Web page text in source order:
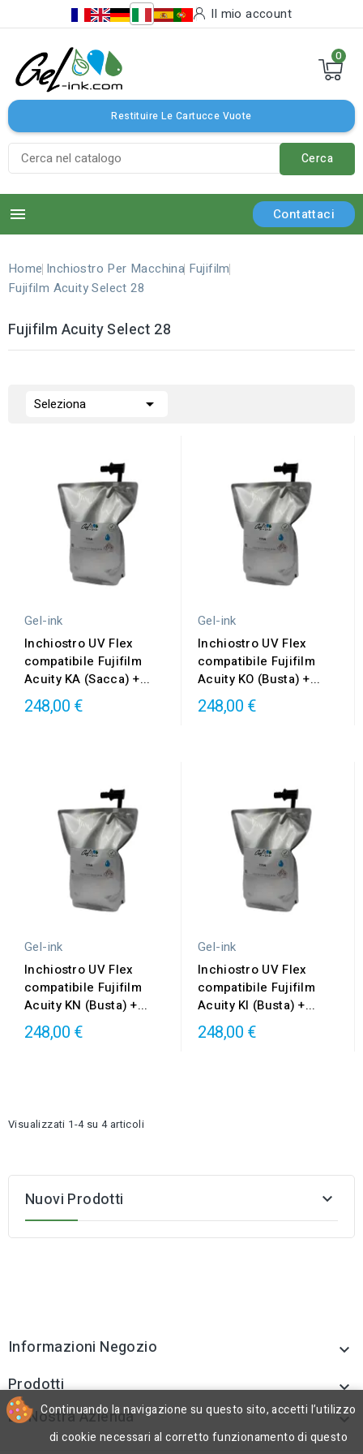
Il mio account
0
Restituire Le Cartucce Vuote
Cerca
 Contattaci
Home Inchiostro Per Macchina Fujifilm
Fujifilm Acuity Select 28
Fujifilm Acuity Select 28
Seleziona 
Gel-ink
Inchiostro UV Flex
compatibile Fujifilm
Acuity KA (Sacca) +...
248,00 €
Gel-ink
Inchiostro UV Flex
compatibile Fujifilm
Acuity KO (Busta) +...
248,00 €
Gel-ink
Inchiostro UV Flex
compatibile Fujifilm
Acuity KN (Busta) +...
248,00 €
Gel-ink
Inchiostro UV Flex
compatibile Fujifilm
Acuity KI (Busta) +...
248,00 €
Visualizzati 1-4 su 4 articoli
Nuovi Prodotti 
Informazioni Negozio 
Prodotti 
La Nostra Azienda 
Continuando la navigazione su questo sito, accetti l’utilizzo
di cookie necessari al corretto funzionamento di questo